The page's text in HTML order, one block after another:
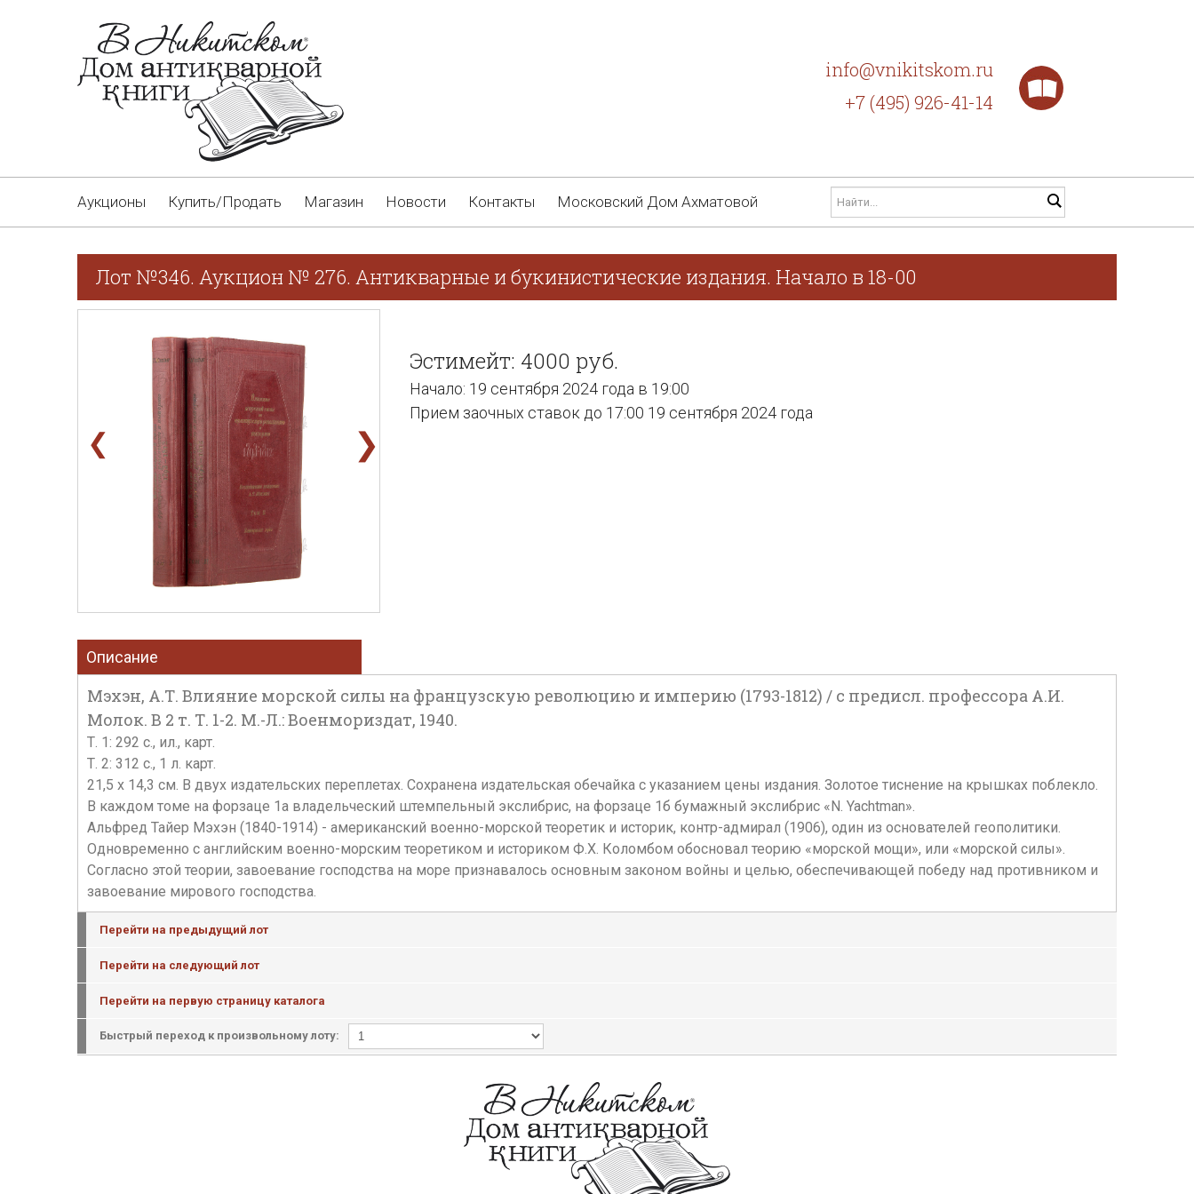
info@vnikitskom.ru
+7 (495) 926-41-14
Аукционы Купить/Продать Магазин Новости Контакты Московский Дом Ахматовой
Лот №346. Аукцион № 276. Антикварные и букинистические издания. Начало в 18-00
❮ ❯
Эстимейт: 4000 руб.
Начало: 19 сентября 2024 года в 19:00
Прием заочных ставок до 17:00 19 сентября 2024 года
Описание
Мэхэн, А.Т. Влияние морской силы на французскую революцию и империю (1793-1812) / с предисл. профессора А.И.
Молок. В 2 т. Т. 1-2. М.-Л.: Военмориздат, 1940.
Т. 1: 292 с., ил., карт.
Т. 2: 312 с., 1 л. карт.
21,5 х 14,3 см. В двух издательских переплетах. Сохранена издательская обечайка с указанием цены издания. Золотое тиснение на крышках поблекло.
В каждом томе на форзаце 1а владельческий штемпельный экслибрис, на форзаце 1б бумажный экслибрис «N. Yachtman».
Альфред Тайер Мэхэн (1840-1914) - американский военно-морской теоретик и историк, контр-адмирал (1906), один из основателей геополитики.
Одновременно с английским военно-морским теоретиком и историком Ф.Х. Коломбом обосновал теорию «морской мощи», или «морской силы».
Согласно этой теории, завоевание господства на море признавалось основным законом войны и целью, обеспечивающей победу над противником и
завоевание мирового господства.
Перейти на предыдущий лот
Перейти на следующий лот
Перейти на первую страницу каталога
Быстрый переход к произвольному лоту: